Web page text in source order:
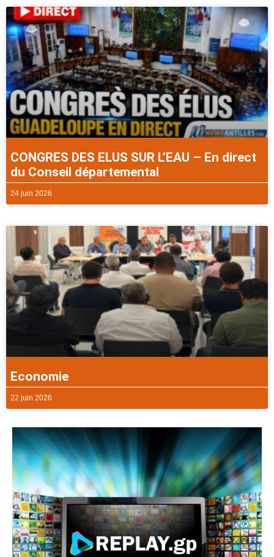
CONGRES DES ELUS SUR L’EAU – En direct
du Conseil départemental
24 juin 2026
Economie
22 juin 2026